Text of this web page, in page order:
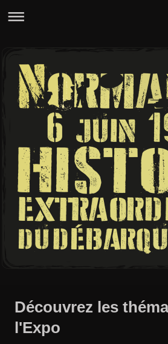
Découvrez les
l'Expo